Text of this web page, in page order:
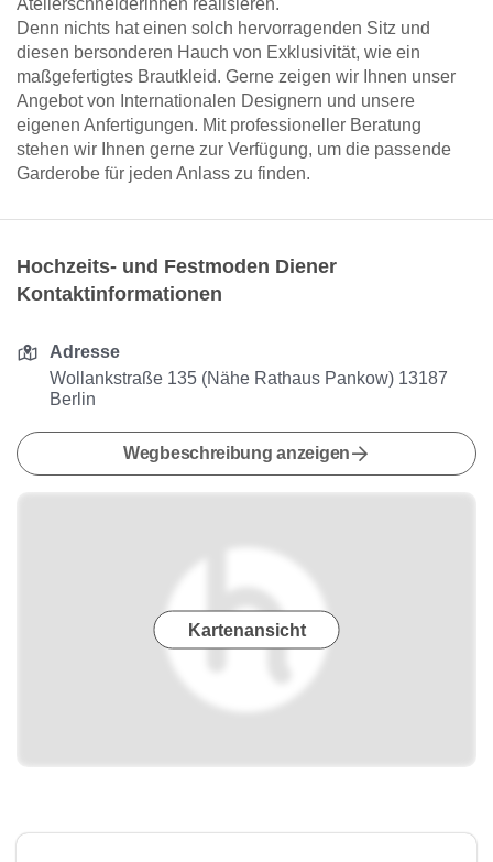
Atelierschneiderinnen realisieren.
Denn nichts hat einen solch hervorragenden Sitz und
diesen bersonderen Hauch von Exklusivität, wie ein
maßgefertigtes Brautkleid. Gerne zeigen wir Ihnen unser
Angebot von Internationalen Designern und unsere
eigenen Anfertigungen. Mit professioneller Beratung
stehen wir Ihnen gerne zur Verfügung, um die passende
Garderobe für jeden Anlass zu finden.
Hochzeits- und Festmoden Diener
Kontaktinformationen
Adresse
Wollankstraße 135 (Nähe Rathaus Pankow) 13187
Berlin
Wegbeschreibung anzeigen
Kartenansicht